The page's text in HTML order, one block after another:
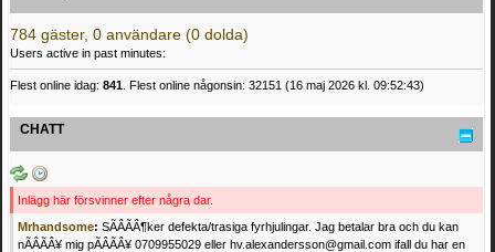
784 gäster, 0 användare (0 dolda)
Users active in past minutes:
Flest online idag: 841 . Flest online någonsin: 32151 (16 maj 2026 kl. 09:52:43)
CHATT
Inlägg här försvinner efter några dar.
Mrhandsome: SÃÂÃÂ¶ker defekta/trasiga fyrhjulingar. Jag betalar bra och du kan
nÃÂÃÂ¥ mig pÃÂÃÂ¥ 0709955029 eller hv.alexandersson@gmail.com ifall du har en